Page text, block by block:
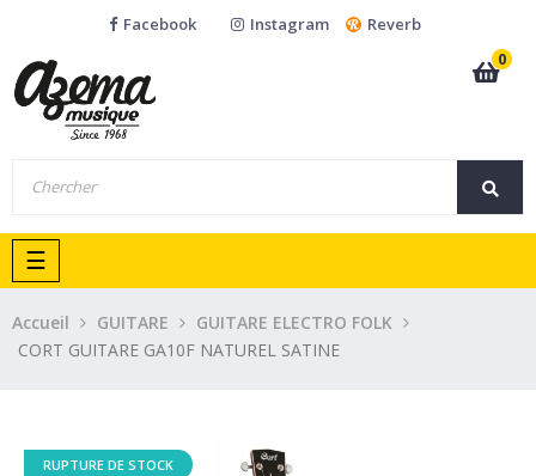
Facebook Instagram
Reverb
0
Basculer
la
navigation
☰
Accueil GUITARE
GUITARE ELECTRO FOLK
CORT GUITARE GA10F NATUREL SATINE
RUPTURE DE STOCK